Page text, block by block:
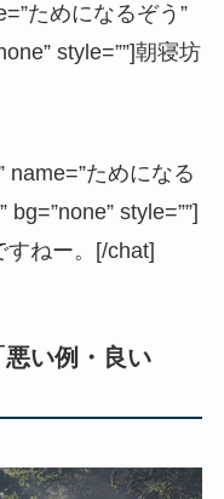
ためになるぞう”
style=””]朝寝坊
name=”ためになる
bg=”none” style=””]
すねー。[/chat]
悪い例・良い